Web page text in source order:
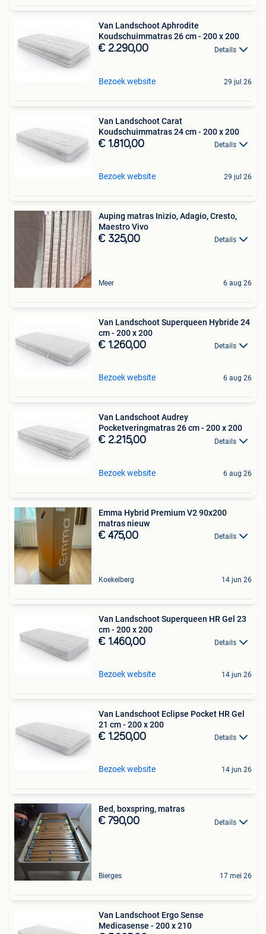
Van Landschoot Aphrodite
Koudschuimmatras 26 cm - 200 x 200
€ 2.290,00 Details
Bezoek website 29 jul 26
Van Landschoot Carat
Koudschuimmatras 24 cm - 200 x 200
€ 1.810,00 Details
Bezoek website 29 jul 26
Auping matras Inizio, Adagio, Cresto,
Maestro Vivo
€ 325,00 Details
Meer 6 aug 26
Van Landschoot Superqueen Hybride 24
cm - 200 x 200
€ 1.260,00 Details
Bezoek website 6 aug 26
Van Landschoot Audrey
Pocketveringmatras 26 cm - 200 x 200
€ 2.215,00 Details
Bezoek website 6 aug 26
Emma Hybrid Premium V2 90x200
matras nieuw
€ 475,00 Details
Koekelberg 14 jun 26
Van Landschoot Superqueen HR Gel 23
cm - 200 x 200
€ 1.460,00 Details
Bezoek website 14 jun 26
Van Landschoot Eclipse Pocket HR Gel
21 cm - 200 x 200
€ 1.250,00 Details
Bezoek website 14 jun 26
Bed, boxspring, matras
€ 790,00 Details
Bierges 17 mei 26
Van Landschoot Ergo Sense
Medicasense - 200 x 210